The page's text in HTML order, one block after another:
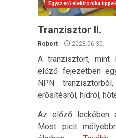
Egyszerű elektronika
Tranzisztor II.
Robert 2023.06.30.
A tranzisztort, mint
előző fejezetben
NPN
erősítésről, hídról,
Az előző leckében
Most picit